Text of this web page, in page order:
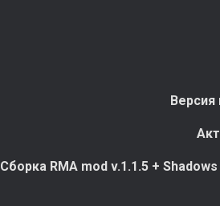
Сборка RMA mod v.1.1.5 +